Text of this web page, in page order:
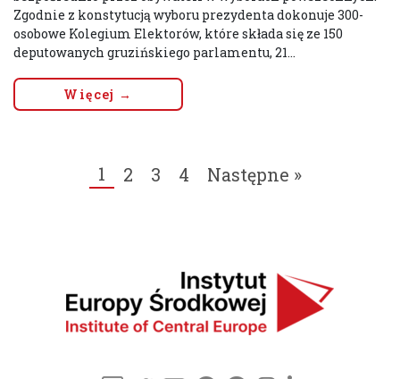
Zgodnie z konstytucją wyboru prezydenta dokonuje 300-
osobowe Kolegium Elektorów, które składa się ze 150
deputowanych gruzińskiego parlamentu, 21...
Więcej →
1 2 3 4 Następne »